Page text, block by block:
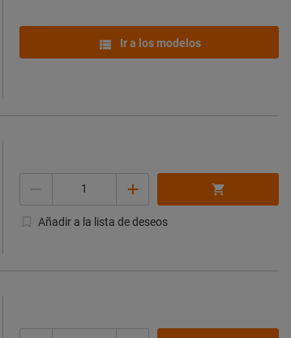
Ir a los modelos
Añadir a la lista de deseos